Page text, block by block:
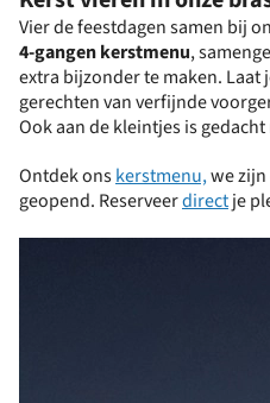
Vier de feestdagen samen bij
4-gangen kerstmenu,
extra bijzonder te maken. Laat
gerechten van verfijnde
Ook aan de kleintjes is
Ontdek onskerstmenu,we
geopend. Reserveerdirectje